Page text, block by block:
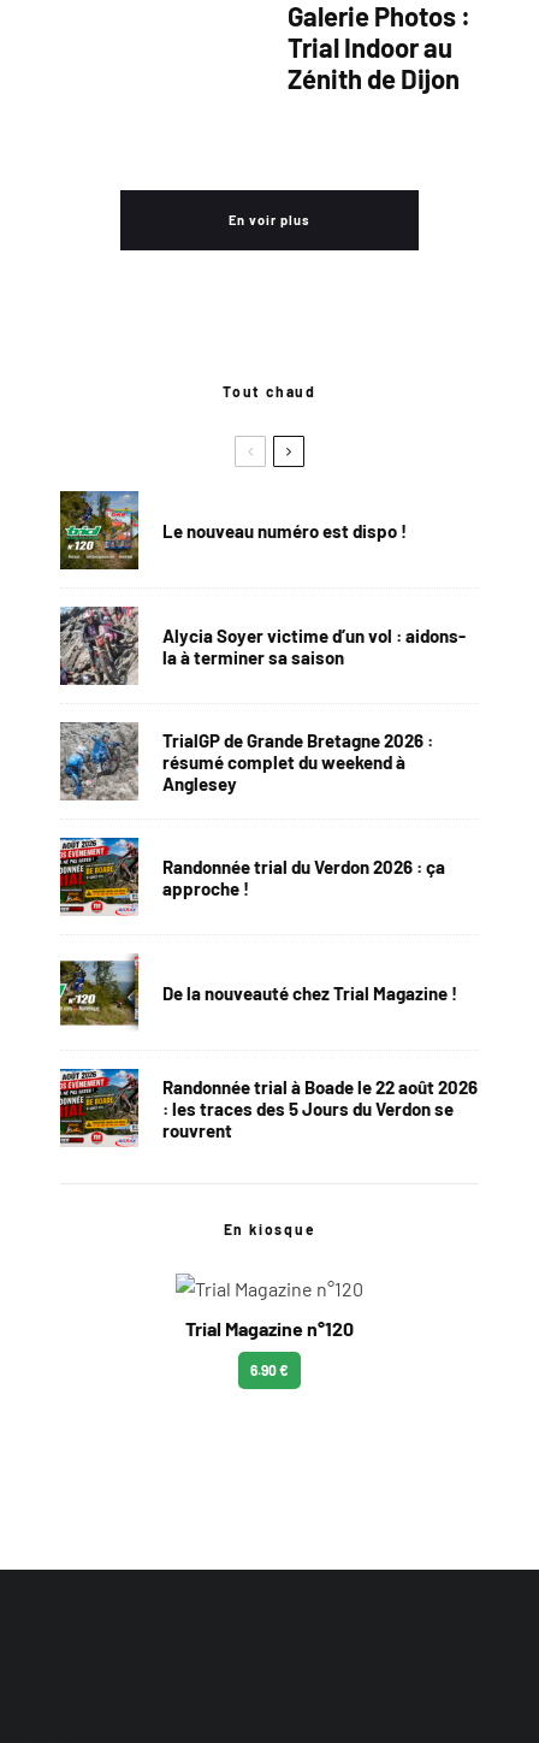
Galerie Photos :
Trial Indoor au
Zénith de Dijon
En voir plus
Tout chaud
Le nouveau numéro est dispo !
Alycia Soyer victime d’un vol : aidons-
la à terminer sa saison
TrialGP de Grande Bretagne 2026 :
résumé complet du weekend à
Anglesey
Randonnée trial du Verdon 2026 : ça
approche !
De la nouveauté chez Trial Magazine !
Randonnée trial à Boade le 22 août 2026
: les traces des 5 Jours du Verdon se
rouvrent
En kiosque
Trial Magazine n°120
6.90 €